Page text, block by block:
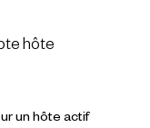
hôte
un hôte actif